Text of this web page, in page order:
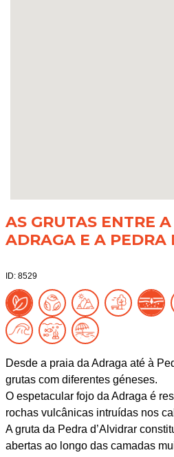
AS GRUTAS ENTRE
ADRAGA E A PEDRA
ID: 8529
Desde a praia da Adraga até à
grutas com diferentes géneses.
O espetacular fojo da Adraga é
rochas vulcânicas intruídas nos
A gruta da Pedra d’Alvidrar
abertas ao longo das camadas